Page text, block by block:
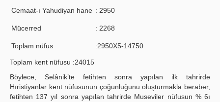
Cemaat-ı Yahudiyan hane : 2950
Mücerred : 2268
Toplam nüfus :2950X5-14750
Toplam kent nüfusu :24015
Böylece, Selânik’te fetihten sonra yapılan ilk tahrirde
Hıristiyanlar kent nüfusunun çoğunluğunu oluşturmakla beraber,
fetihten 137 yıl sonra yapılan tahrirde Museviler nüfusun % 6ı